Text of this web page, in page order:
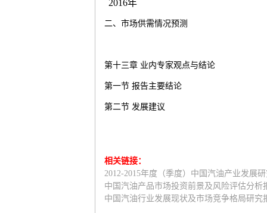
2016年
二、市场供需情况预测
第十三章 业内专家观点与结论
第一节 报告主要结论
第二节 发展建议
相关链接：
2012-2015年度（季度）中国汽油产业发展
中国汽油产品市场投资前景及风险评估分析
中国汽油行业发展现状及市场竞争格局研究